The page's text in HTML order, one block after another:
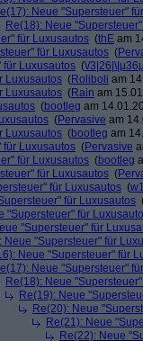
Neue "Supersteuer"
Re(18): Neue
für Luxusautos (thE am
für Luxusautos (
für Luxusautos (\/
Luxusautos (Roliboli am
Luxusautos (Rain am
(bootleg am
(Pervasive am
Luxusautos (bootleg am
für Luxusautos (Pervasive
für Luxusautos (bootleg
für Luxusautos (
für Luxusautos (
für Luxusautos
"Supersteuer" für
"Supersteuer" für
Neue "Supersteuer" für
Neue "Supersteuer" für
Neue "Supersteuer"
Re(18): Neue
Re(19): Neue
Re(20): Neue
Re(21): Neue
Re(22): Neue